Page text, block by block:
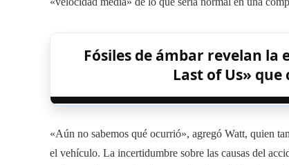
Fósiles de ámbar revelan la
Last of Us»
«Aún no sabemos qué ocurrió», agregó Watt, quien
el vehículo. La incertidumbre sobre las causas del